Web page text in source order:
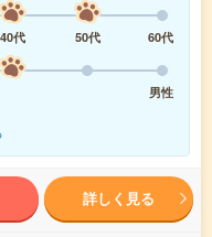
40代 50代
60代
男性
詳しく見る